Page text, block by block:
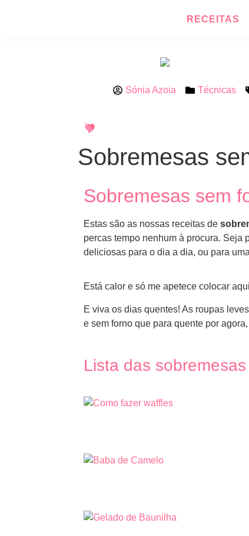
RECEITAS
Sónia Azoia Técnicas
Sobremesas
Sobremesas sem
Estas são as nossas receitas de
percas tempo nenhum à procura. Seja
deliciosas para o dia a dia, ou para
Está calor e só me apetece colocar
E viva os dias quentes! As roupas
e sem forno que para quente por
Lista das